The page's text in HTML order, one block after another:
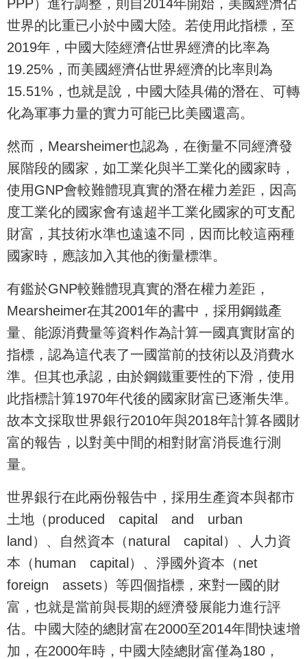
PPP）進行調整，則自2014年開始，美國經濟佔
世界的比重已小於中國大陸。若使用此指標，至
2019年，中國大陸經濟佔世界經濟的比率為
19.25%，而美國經濟佔世界經濟的比率則為
15.51%，也就是說，中國大陸具備的潛在、可轉
化為軍事力量的實力可能已比美國還高。
然而，Mearsheimer也認為，在衡量不同經濟發
展階段的國家，如工業化與半工業化的國家時，
使用GNP會較難體現真實的潛在權力差距，因高
度工業化的國家會有遠超半工業化國家的可支配
財富，其技術水準也遠遠不同，因而比較這兩種
國家時，應該加入其他的衡量標準。
有鑑於GNP較難體現真實的潛在權力差距，
Mearsheimer在其2001年的書中，採用鋼鐵產
量、能源消費量等資料作為計算一國真實財富的
指標，認為這代表了一國當前的技術以及消費水
準。但其也承認，由於鋼鐵重要性的下滑，使用
此指標計算1970年代後的國家財富已逐漸失準。
故本文採取世界銀行2010年與2018年計算各國財
富的報告，以對美中間的相對財富消長進行測
量。
世界銀行在此兩份報告中，採用生產資本與都市
土地（produced capital and urban
land）、自然資本（natural capital）、人力資
本（human capital）、淨國外資本（net
foreign assets）等四個指標，來對一國的財
富，也就是當前與長期的經濟發展能力進行評
估。中國大陸的總財富在2000至2014年間快速增
加，在2000年時，中國大陸總財富僅為180，